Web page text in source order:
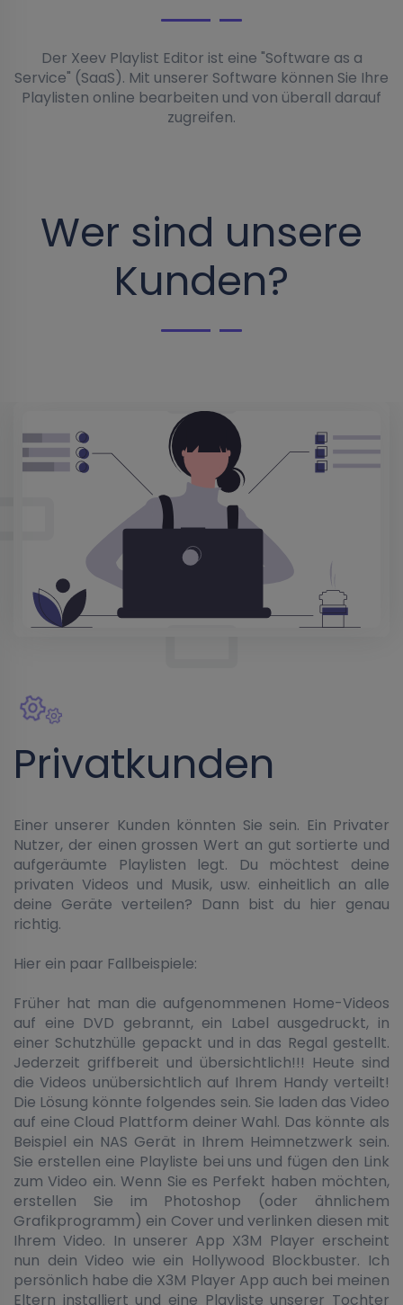
Der Xeev Playlist Editor ist eine "Software as a
Service" (SaaS). Mit unserer Software können Sie Ihre
Playlisten online bearbeiten und von überall darauf
zugreifen.
Wer sind unsere
Kunden?
Privatkunden
Einer unserer Kunden könnten Sie sein. Ein Privater
Nutzer, der einen grossen Wert an gut sortierte und
aufgeräumte Playlisten legt. Du möchtest deine
privaten Videos und Musik, usw. einheitlich an alle
deine Geräte verteilen? Dann bist du hier genau
richtig.
Hier ein paar Fallbeispiele:
Früher hat man die aufgenommenen Home-Videos
auf eine DVD gebrannt, ein Label ausgedruckt, in
einer Schutzhülle gepackt und in das Regal gestellt.
Jederzeit griffbereit und übersichtlich!!! Heute sind
die Videos unübersichtlich auf Ihrem Handy verteilt!
Die Lösung könnte folgendes sein. Sie laden das Video
auf eine Cloud Plattform deiner Wahl. Das könnte als
Beispiel ein NAS Gerät in Ihrem Heimnetzwerk sein.
Sie erstellen eine Playliste bei uns und fügen den Link
zum Video ein. Wenn Sie es Perfekt haben möchten,
erstellen Sie im Photoshop (oder ähnlichem
Grafikprogramm) ein Cover und verlinken diesen mit
Ihrem Video. In unserer App X3M Player erscheint
nun dein Video wie ein Hollywood Blockbuster. Ich
persönlich habe die X3M Player App auch bei meinen
Eltern installiert und eine Playliste unserer Tochter